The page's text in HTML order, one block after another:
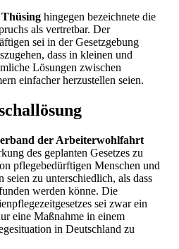
hingegen bezeichnete die
als vertretbar. Der
sei in der Gesetzgebung
dass in kleinen und
Lösungen zwischen
einfacher herzustellen seien.
der Arbeiterwohlfahrt
des geplanten Gesetzes zu
pflegebedürftigen Menschen und
zu unterschiedlich, als dass
werden könne. Die
sei zwar ein
eine Maßnahme in einem
in Deutschland zu